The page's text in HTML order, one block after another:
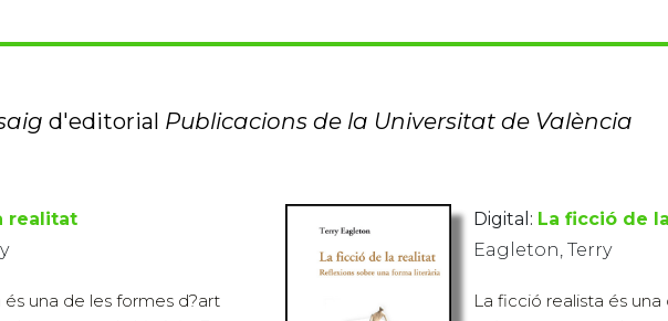
d'editorial Publicacions de la Universitat de València
realitat
és una de les formes d?art
Digital: La ficció de
Eagleton, Terry
La ficció realista és